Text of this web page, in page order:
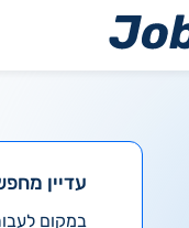
עדיין